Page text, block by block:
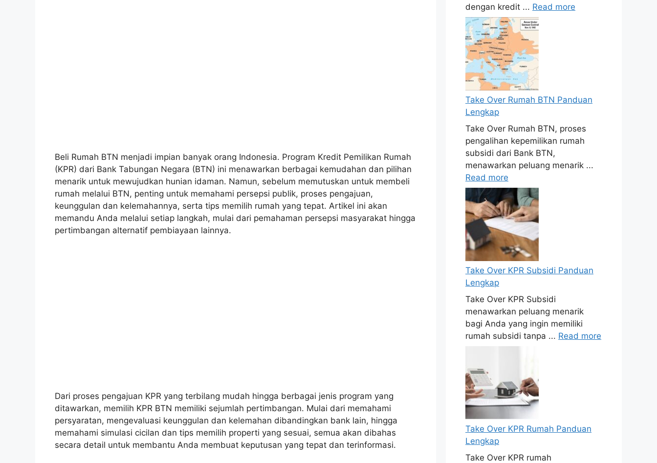
Beli Rumah BTN menjadi impian banyak orang Indonesia. Program Kredit Pemilikan Rumah
(KPR) dari Bank Tabungan Negara (BTN) ini menawarkan berbagai kemudahan dan pilihan
menarik untuk mewujudkan hunian idaman. Namun, sebelum memutuskan untuk membeli
rumah melalui BTN, penting untuk memahami persepsi publik, proses pengajuan,
keunggulan dan kelemahannya, serta tips memilih rumah yang tepat. Artikel ini akan
memandu Anda melalui setiap langkah, mulai dari pemahaman persepsi masyarakat hingga
pertimbangan alternatif pembiayaan lainnya.
Dari proses pengajuan KPR yang terbilang mudah hingga berbagai jenis program yang
ditawarkan, memilih KPR BTN memiliki sejumlah pertimbangan. Mulai dari memahami
persyaratan, mengevaluasi keunggulan dan kelemahan dibandingkan bank lain, hingga
memahami simulasi cicilan dan tips memilih properti yang sesuai, semua akan dibahas
secara detail untuk membantu Anda membuat keputusan yang tepat dan terinformasi.
dengan kredit ... Read more
Take Over Rumah BTN Panduan
Lengkap
Take Over Rumah BTN, proses
pengalihan kepemilikan rumah
subsidi dari Bank BTN,
menawarkan peluang menarik ...
Read more
Take Over KPR Subsidi Panduan
Lengkap
Take Over KPR Subsidi
menawarkan peluang menarik
bagi Anda yang ingin memiliki
rumah subsidi tanpa ... Read more
Take Over KPR Rumah Panduan
Lengkap
Take Over KPR rumah